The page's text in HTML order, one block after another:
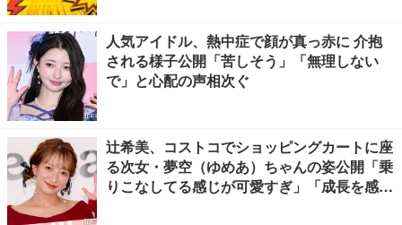
人気アイドル、熱中症で顔が真っ赤に 介抱
される様子公開「苦しそう」「無理しない
で」と心配の声相次ぐ
辻希美、コストコでショッピングカートに座
る次女・夢空（ゆめあ）ちゃんの姿公開「乗
りこなしてる感じが可愛すぎ」「成長を感じ